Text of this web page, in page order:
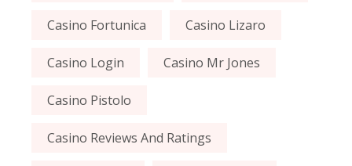
Casino Fortunica Casino Lizaro
Casino Login Casino Mr Jones
Casino Pistolo
Casino Reviews And Ratings